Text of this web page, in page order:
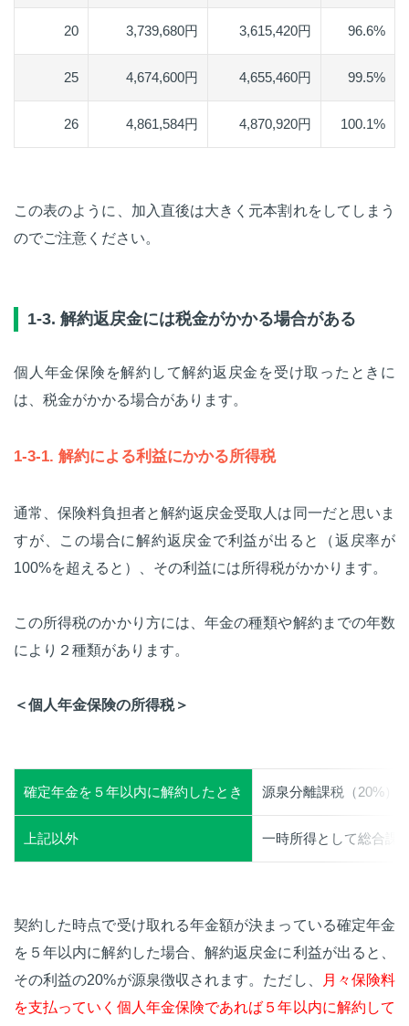
20 3,739,680円 3,615,420円 96.6%
25 4,674,600円 4,655,460円 99.5%
26 4,861,584円 4,870,920円 100.1%
この表のように、加入直後は大きく元本割れをしてしまう
のでご注意ください。
1-3. 解約返戻金には税金がかかる場合がある
個人年金保険を解約して解約返戻金を受け取ったときに
は、税金がかかる場合があります。
1-3-1. 解約による利益にかかる所得税
通常、保険料負担者と解約返戻金受取人は同一だと思いま
すが、この場合に解約返戻金で利益が出ると（返戻率が
100%を超えると）、その利益には所得税がかかります。
この所得税のかかり方には、年金の種類や解約までの年数
により２種類があります。
＜個人年金保険の所得税＞
確定年金を５年以内に解約したとき 源泉分離課税（20%）
上記以外 一時所得として総合課
契約した時点で受け取れる年金額が決まっている確定年金
を５年以内に解約した場合、解約返戻金に利益が出ると、
その利益の20%が源泉徴収されます。ただし、
月々保険料
を支払っていく個人年金保険であれば５年以内に解約して